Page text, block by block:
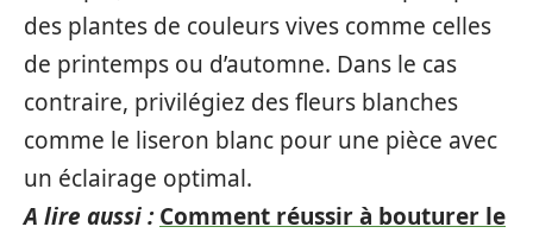
des plantes de couleurs vives comme celles
de printemps ou d’automne. Dans le cas
contraire, privilégiez des fleurs blanches
comme le liseron blanc pour une pièce avec
un éclairage optimal.
A lire aussi : Comment réussir à bouturer le